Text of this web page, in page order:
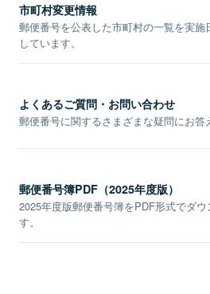
市町村変更情報
郵便番号を公表した市町村の一覧を実施
しています。
よくあるご質問・お問い合わせ
郵便番号に関するさまざまな疑問にお答
郵便番号簿PDF（2025年度版）
2025年度版郵便番号簿をPDF形式でダウ
す。